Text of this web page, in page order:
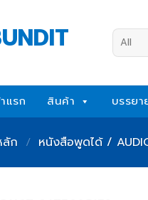
แรก สินค้า บรรยา
ลัก / หนังสือพูดได้ /